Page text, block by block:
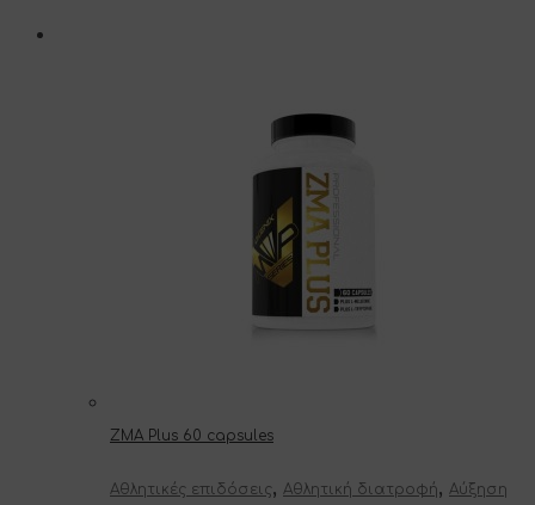
ZMA Plus 60 capsules
Αθλητικές επιδόσεις, Αθλητική διατροφή, Αύξηση